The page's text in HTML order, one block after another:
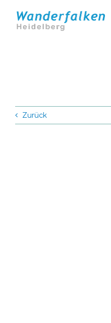
Inhalt
springen
Zurück